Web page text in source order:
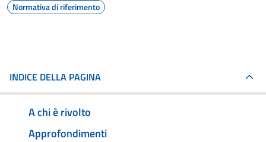
Normativa di riferimento
INDICE DELLA PAGINA
A chi è rivolto
Approfondimenti